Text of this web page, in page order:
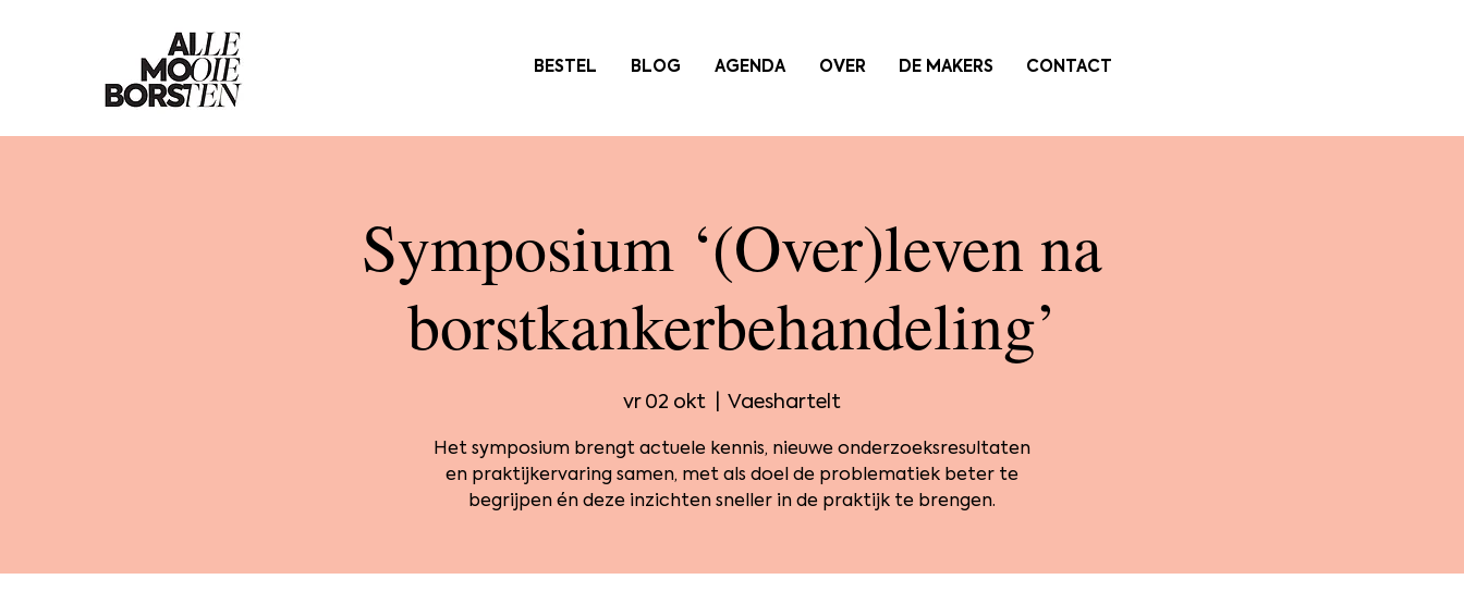
BESTEL BLOG AGENDA OVER DE MAKERS CONTACT
Symposium ‘(Over)leven na
borstkankerbehandeling’
vr 02 okt Vaeshartelt
Het symposium brengt actuele kennis, nieuwe onderzoeksresultaten
en praktijkervaring samen, met als doel de problematiek beter te
begrijpen én deze inzichten sneller in de praktijk te brengen.